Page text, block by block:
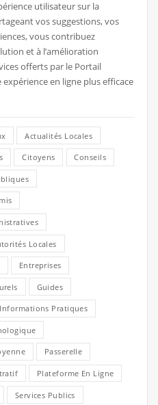
utilisateur sur la
vos suggestions, vos
vous contribuez
et à l’amélioration
offerts par le Portail
en ligne plus efficace
Actualités Locales
Citoyens Conseils
Locales
Entreprises
Guides
Informations Pratiques
Passerelle
Plateforme En Ligne
Services Publics